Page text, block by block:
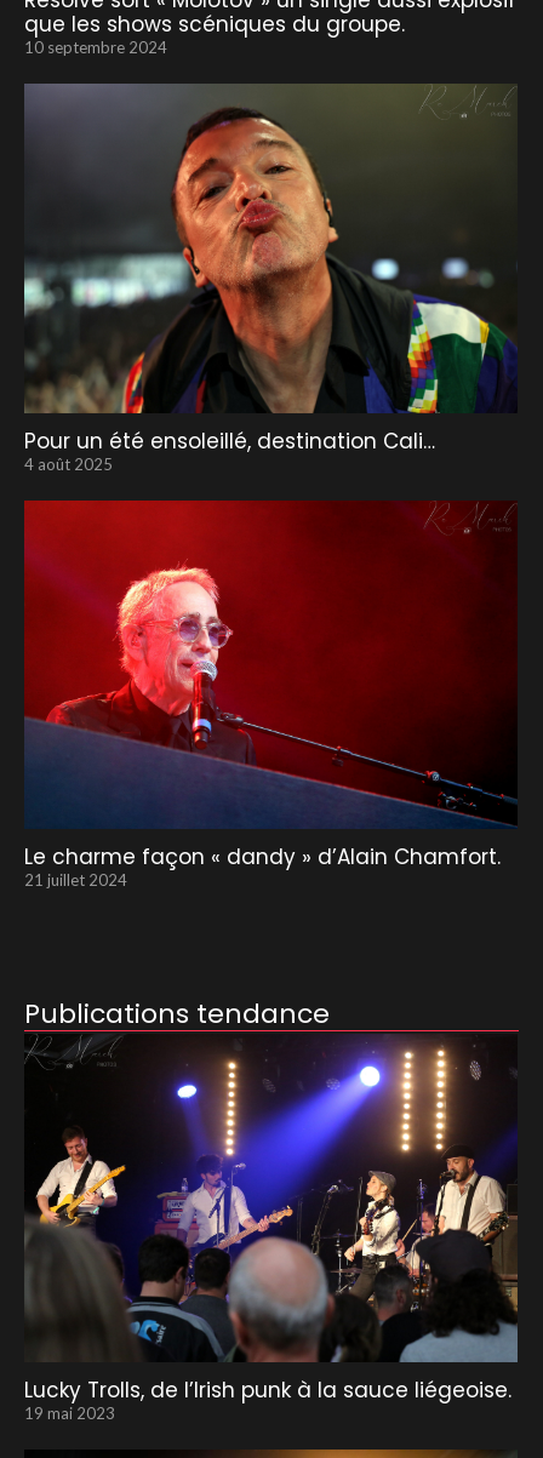
que les shows scéniques du groupe.
10 septembre 2024
Pour un été ensoleillé, destination Cali…
4 août 2025
Le charme façon « dandy » d’Alain Chamfort.
21 juillet 2024
Publications tendance
Lucky Trolls, de l’Irish punk à la sauce liégeoise.
19 mai 2023